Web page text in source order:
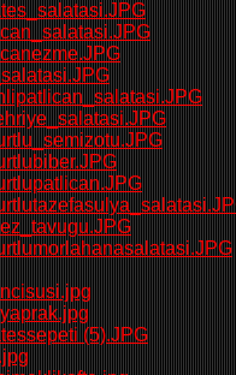
(5).JPG